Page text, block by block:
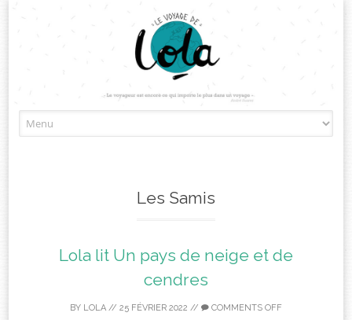
to
Les Samis
Lola lit Un pays de neige et de
cendres
BY LOLA // 25 FÉVRIER 2022 // COMMENTS OFF